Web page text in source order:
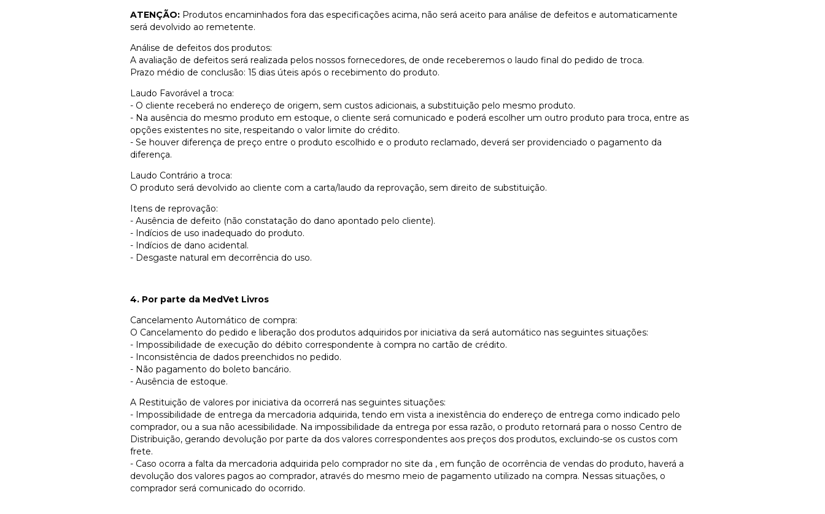
ATENÇÃO: Produtos encaminhados fora das especificações acima, não será aceito para análise de defeitos e automaticamente
será devolvido ao remetente.
Análise de defeitos dos produtos:
A avaliação de defeitos será realizada pelos nossos fornecedores, de onde receberemos o laudo final do pedido de troca.
Prazo médio de conclusão: 15 dias úteis após o recebimento do produto.
Laudo Favorável a troca:
- O cliente receberá no endereço de origem, sem custos adicionais, a substituição pelo mesmo produto.
- Na ausência do mesmo produto em estoque, o cliente será comunicado e poderá escolher um outro produto para troca, entre as
opções existentes no site, respeitando o valor limite do crédito.
- Se houver diferença de preço entre o produto escolhido e o produto reclamado, deverá ser providenciado o pagamento da
diferença.
Laudo Contrário a troca:
O produto será devolvido ao cliente com a carta/laudo da reprovação, sem direito de substituição.
Itens de reprovação:
- Ausência de defeito (não constatação do dano apontado pelo cliente).
- Indícios de uso inadequado do produto.
- Indícios de dano acidental.
- Desgaste natural em decorrência do uso.
4. Por parte da MedVet Livros
Cancelamento Automático de compra:
O Cancelamento do pedido e liberação dos produtos adquiridos por iniciativa da será automático nas seguintes situações:
- Impossibilidade de execução do débito correspondente à compra no cartão de crédito.
- Inconsistência de dados preenchidos no pedido.
- Não pagamento do boleto bancário.
- Ausência de estoque.
A Restituição de valores por iniciativa da ocorrerá nas seguintes situações:
- Impossibilidade de entrega da mercadoria adquirida, tendo em vista a inexistência do endereço de entrega como indicado pelo
comprador, ou a sua não acessibilidade. Na impossibilidade da entrega por essa razão, o produto retornará para o nosso Centro de
Distribuição, gerando devolução por parte da dos valores correspondentes aos preços dos produtos, excluindo-se os custos com
frete.
- Caso ocorra a falta da mercadoria adquirida pelo comprador no site da , em função de ocorrência de vendas do produto, haverá a
devolução dos valores pagos ao comprador, através do mesmo meio de pagamento utilizado na compra. Nessas situações, o
comprador será comunicado do ocorrido.